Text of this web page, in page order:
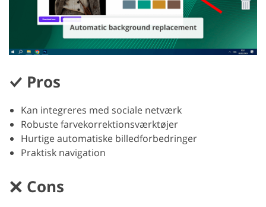
Pros
Kan integreres med sociale netværk
Robuste farvekorrektionsværktøjer
Hurtige automatiske billedforbedringer
Praktisk navigation
Cons